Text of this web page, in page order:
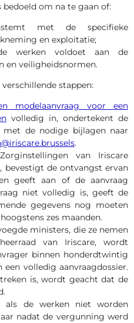
om na te gaan of:
met de specifieke
en exploitatie;
werken voldoet aan de
en veiligheidsnormen.
stappen:
modelaanvraag voor een
volledig in, ondertekent de
met de nodige bijlagen naar
.
van Iriscare
bevestigt de ontvangst ervan
geeft aan of de aanvraag
niet volledig is, geeft de
gegevens nog moeten
zes maanden.
ministers, die ze nemen
van Iriscare, wordt
binnen honderdtwintig
volledig aanvraagdossier.
is, wordt geacht dat de
als de werken niet worden
nadat de vergunning werd